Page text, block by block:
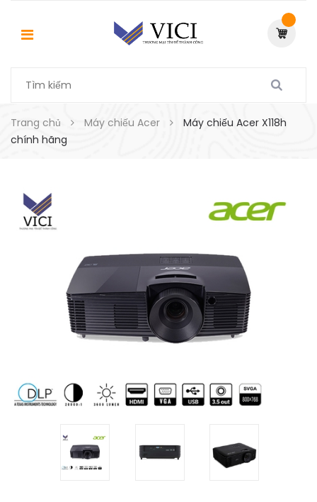
Trang chủ Máy chiếu Acer
Máy chiếu Acer X118h
chính hãng